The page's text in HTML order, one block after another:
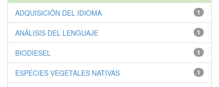
1
ADQUISICIÓN DEL IDIOMA
1
ANÁLISIS DEL LENGUAJE
1
BIODIESEL
1
ESPECIES VEGETALES NATIVAS